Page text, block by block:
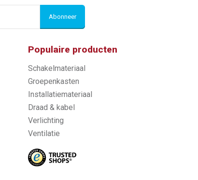
Abonneer
Populaire producten
Schakelmateriaal
Groepenkasten
Installatiemateriaal
Draad & kabel
Verlichting
Ventilatie